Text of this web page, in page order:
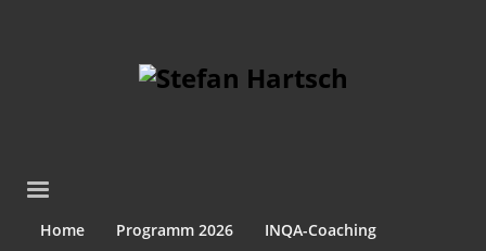
Home Programm 2026
INQA-Coaching